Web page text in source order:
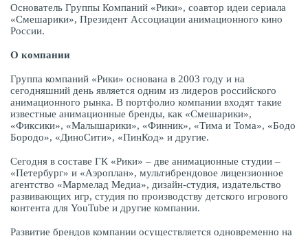
Основатель Группы Компаний «Рики», соавтор идеи сериала
«Смешарики», Президент Ассоциации анимационного кино
России.
О компании
Группа компаний «Рики» основана в 2003 году и на
сегодняшний день является одним из лидеров российского
анимационного рынка. В портфолио компании входят такие
известные анимационные бренды, как «Смешарики»,
«Фиксики», «Малышарики», «Финник», «Тима и Тома», «Бодо
Бородо», «ДиноСити», «ПинКод» и другие.
Сегодня в составе ГК «Рики» – две анимационные студии –
«Петербург» и «Аэроплан», мультибрендовое лицензионное
агентство «Мармелад Медиа», дизайн-студия, издательство
развивающих игр, студия по производству детского игрового
контента для YouTube и другие компании.
Развитие брендов компании осуществляется одновременно на